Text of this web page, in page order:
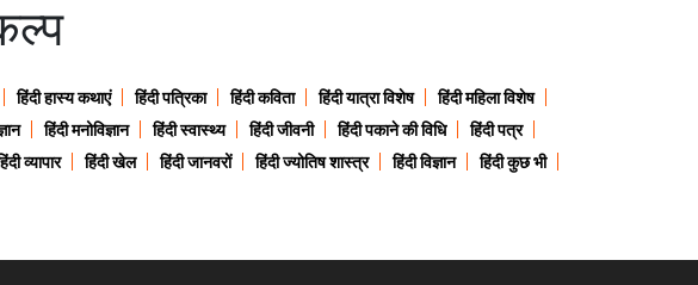
हिंदी हास्य कथाएं हिंदी पत्रिका हिंदी कविता हिंदी यात्रा विशेष
हिंदी महिला विशेष
हिंदी मनोविज्ञान हिंदी स्वास्थ्य हिंदी जीवनी हिंदी पकाने की विधि
हिंदी पत्र
व्यापार हिंदी खेल हिंदी जानवरों हिंदी ज्योतिष शास्त्र हिंदी विज्ञान
हिंदी कुछ भी